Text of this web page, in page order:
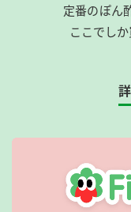
定番のぽん
ここでし